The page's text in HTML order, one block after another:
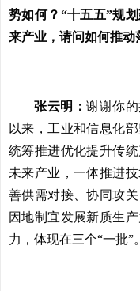
势如何？“十五五”规
来产业，请问如何推动
张云明： 谢谢你
以来，工业和信息化
统筹推进优化提升传
未来产业，一体推进
善供需对接、协同攻
因地制宜发展新质生
力，体现在三个“一批”。